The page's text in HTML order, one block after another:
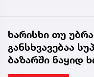
ხარისხი თუ
განსხვავებაა
ბაზარში ნაყიდ